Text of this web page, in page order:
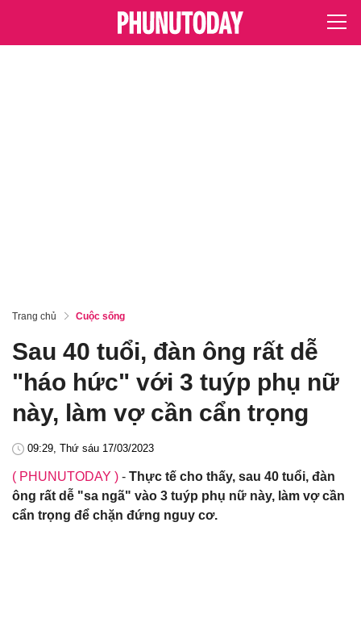
Trang chủ Cuộc sống
Sau 40 tuổi, đàn ông rất dễ
"háo hức" với 3 tuýp phụ nữ
này, làm vợ cần cẩn trọng
09:29, Thứ sáu 17/03/2023
( PHUNUTODAY ) - Thực tế cho thấy, sau 40 tuổi, đàn
ông rất dễ "sa ngã" vào 3 tuýp phụ nữ này, làm vợ cần
cẩn trọng để chặn đứng nguy cơ.